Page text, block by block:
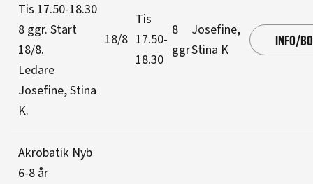
Tis 17.50-18.30
8 ggr. Start
18/8.
Ledare
Josefine, Stina
K.
18/8
Tis
17.50-
18.30
8
ggr
Josefine,
Stina K
INFO/
Akrobatik Nyb
6-8 år